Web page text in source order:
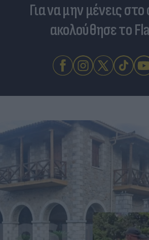
Για να μην μένεις στο
ακολούθησε το